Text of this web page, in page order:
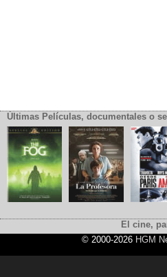
Últimas Películas, documentales o
El cine,
© 2000-2026 HGM